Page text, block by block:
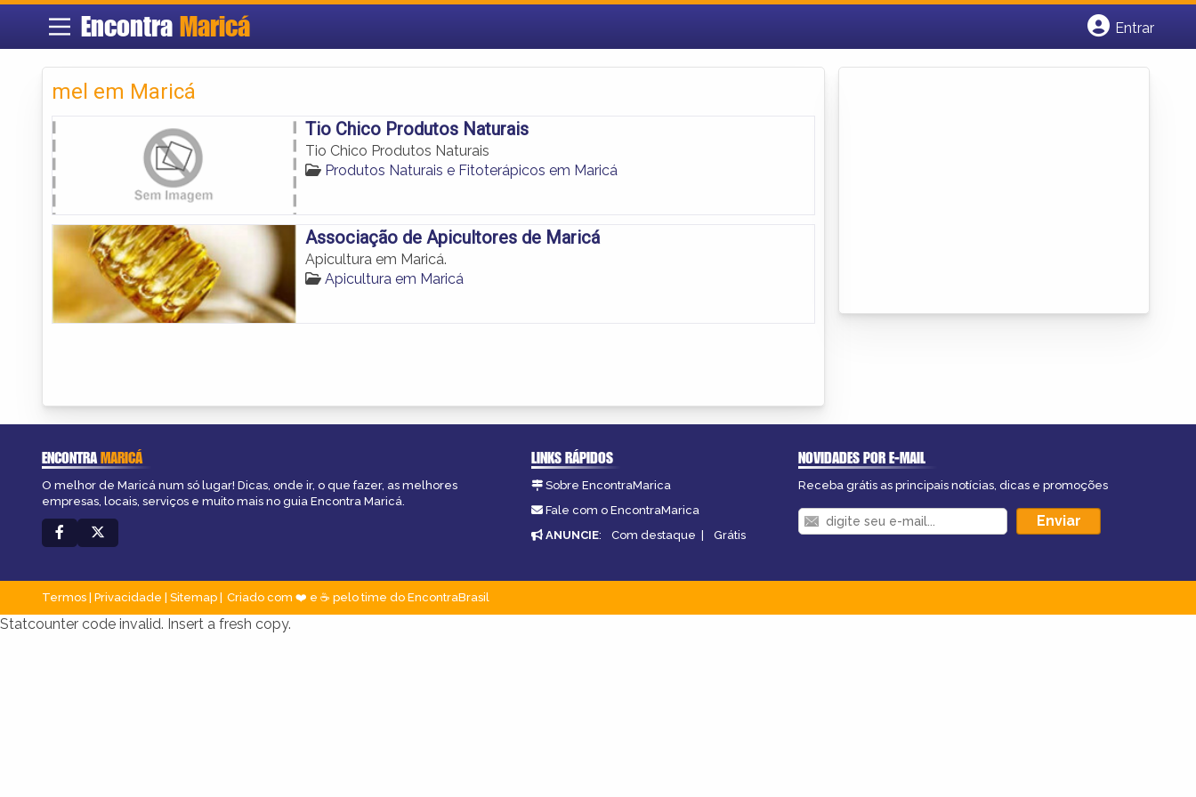
Encontra Maricá
Entrar
mel em Maricá
Tio Chico Produtos Naturais
Tio Chico Produtos Naturais
Produtos Naturais e Fitoterápicos em Maricá
Associação de Apicultores de Maricá
Apicultura em Maricá.
Apicultura em Maricá
ENCONTRAMARICÁ
O melhor de Maricá num só lugar! Dicas, onde ir, o que fazer, as melhores
empresas, locais, serviços e muito mais no guia Encontra Maricá.
LINKS RÁPIDOS
Sobre EncontraMarica
Fale com o EncontraMarica
ANUNCIE: Com destaque | Grátis
NOVIDADES POR E-MAIL
Receba grátis as principais notícias, dicas e promoções
Termos Privacidade Sitemap Criado com ❤️ e ☕ pelo time do EncontraBrasil
Statcounter code invalid. Insert a fresh copy.